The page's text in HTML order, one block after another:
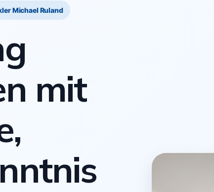
Michael Ruland
mit